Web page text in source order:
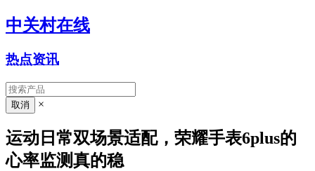
中关村在线
热点资讯
×
运动日常双场景适配，荣耀手表6plus的
心率监测真的稳